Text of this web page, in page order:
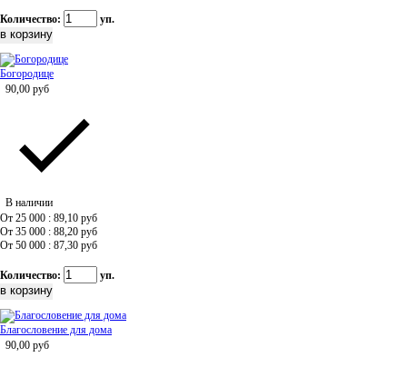
Количество: уп.
Богородице
90,00 руб
В наличии
От 25 000 : 89,10 руб
От 35 000 : 88,20 руб
От 50 000 : 87,30 руб
Количество: уп.
Благословение для дома
90,00 руб